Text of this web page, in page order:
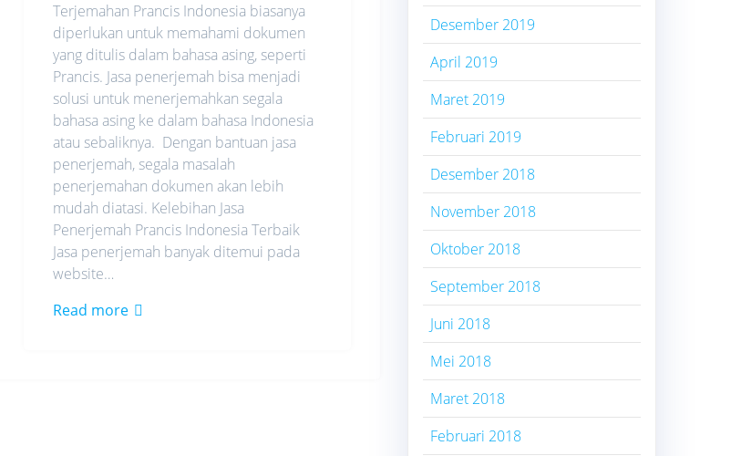
Terjemahan Prancis Indonesia biasanya
diperlukan untuk memahami dokumen
yang ditulis dalam bahasa asing, seperti
Prancis. Jasa penerjemah bisa menjadi
solusi untuk menerjemahkan segala
bahasa asing ke dalam bahasa Indonesia
atau sebaliknya. Dengan bantuan jasa
penerjemah, segala masalah
penerjemahan dokumen akan lebih
mudah diatasi. Kelebihan Jasa
Penerjemah Prancis Indonesia Terbaik
Jasa penerjemah banyak ditemui pada
website…
Read more
Desember 2019
April 2019
Maret 2019
Februari 2019
Desember 2018
November 2018
Oktober 2018
September 2018
Juni 2018
Mei 2018
Maret 2018
Februari 2018